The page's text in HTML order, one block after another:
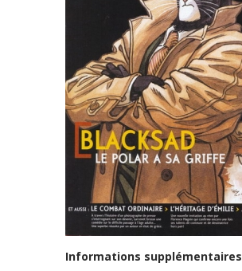
Informations supplémentaires